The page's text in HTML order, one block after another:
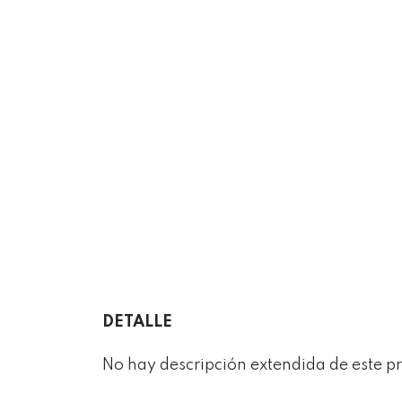
DETALLE
No hay descripción extendida de este